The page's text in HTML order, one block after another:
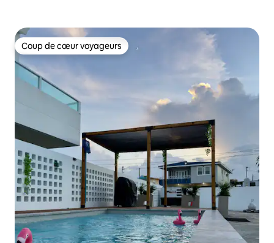
Coup de cœur voyageurs
Coup de cœur voyageurs